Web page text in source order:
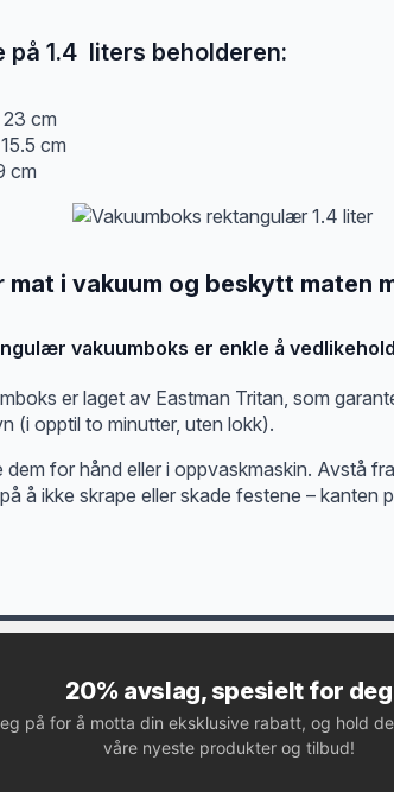
på 1.4 liters beholderen:
cm
cm
cm
mat i vakuum og beskytt maten
vakuumboks er enkle å
er laget av Eastman Tritan, som
(i opptil to minutter, uten lokk).
dem for hånd eller i oppvaskmaskin. Avstå
å ikke skrape eller skade festene – kanten
20% avslag, spesielt for deg
på for å motta din eksklusive rabatt, og hold
våre nyeste produkter og tilbud!